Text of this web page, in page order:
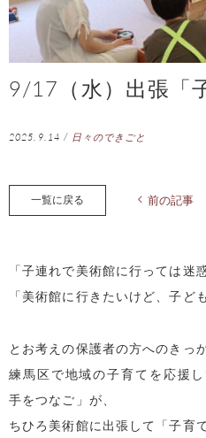
9/17（水）出張「
2025.9.14 / 日々のできごと
一覧に戻る 前の記事
「子連れで美術館に行っては迷
「美術館に行きたいけど、子ど
とお考えの保護者の方へのきっ
練馬区で地域の子育てを応援
手をつなご」が、
ちひろ美術館に出張して「子育